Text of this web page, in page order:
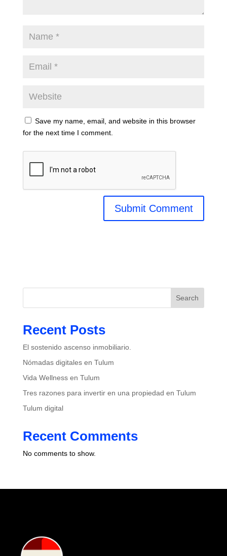
Save my name, email, and website in this browser
for the next time I comment.
Search
Recent Posts
El sostenido ascenso inmobiliario.
Nómadas digitales en Tulum
Vida Wellness en Tulum
Tres razones para invertir en una propiedad en Tulum
Tulum digital
Recent Comments
No comments to show.